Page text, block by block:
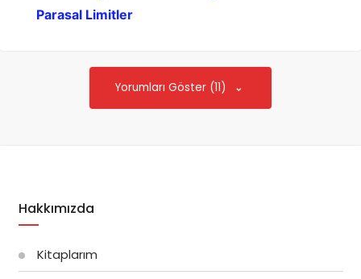
Parasal Limitler
Yorumları Göster (11)
Hakkımızda
Kitaplarım